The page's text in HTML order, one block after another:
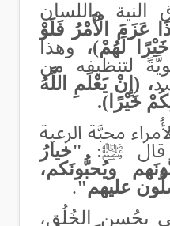
واللسان
عَزَمَ الْأَمْرُ فَلَوْ
لَهُمْ)، وهذا
لتنظيفه من
، (إِنْ يَعْلَمِ اللَّهُ
خَيْرًا).
محبَّة الرعية
قال ﷺ: "خيارُ
ويُحبُّونَكم،
عليهم"
.
بحُسن الخُلُق،